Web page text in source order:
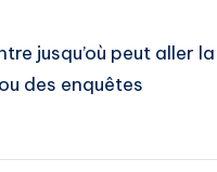
jusqu’où peut aller la
des enquêtes